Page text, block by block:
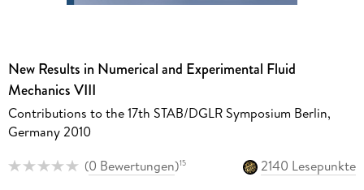
New Results in Numerical and Experimental Fluid
Mechanics VIII
Contributions to the 17th STAB/DGLR Symposium Berlin,
Germany 2010
(0 Bewertungen)15
2140 Lesepunkte